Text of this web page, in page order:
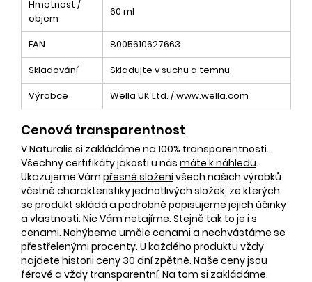
Hmotnost /
objem
60 ml
EAN
8005610627663
Skladování
Skladujte v suchu a temnu
Výrobce
Wella UK Ltd. / www.wella.com
Cenová transparentnost
V Naturalis si zakládáme na 100% transparentnosti.
Všechny certifikáty jakosti u nás máte k náhledu.
Ukazujeme Vám přesné složenívšech našich výrobků
včetně charakteristiky jednotlivých složek, ze kterých
se produkt skládá a podrobně popisujeme jejich účinky
a vlastnosti. Nic Vám netajíme. Stejně tak to je i s
cenami. Nehýbeme uměle cenami a nechvástáme se
přestřelenými procenty. U každého produktu vždy
najdete historii ceny 30 dní zpětně. Naše ceny jsou
férové a vždy transparentní. Na tom si zakládáme.